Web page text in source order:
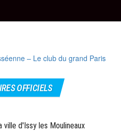
API –
Association
Isséenne –
officielOFFICIELS
d'Issy les Moulineaux